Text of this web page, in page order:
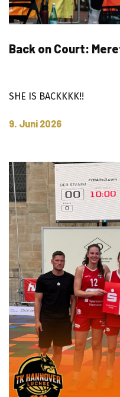
Back on Court:
SHE IS BACKKKK!!
9. Juni 2026